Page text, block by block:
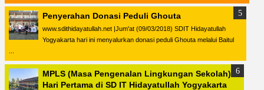
Penyerahan Donasi Peduli Ghouta
www.sdithidayatullah.net |Jum'at (09/03/2018) SDIT Hidayatullah
Yogyakarta hari ini menyalurkan donasi peduli Ghouta melalui Baitul
MPLS (Masa Pengenalan Lingkungan Sekolah)
Hari Pertama di SD IT Hidayatullah Yogyakarta